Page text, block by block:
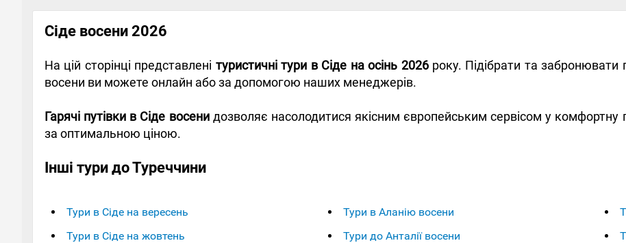
Сіде восени 2026
На цій сторінці представлені туристичні тури в Сіде на осінь 2026року. Підібрати та забронювати
восени ви можете онлайн або за допомогою наших менеджерів.
Гарячі путівки в Сіде восенидозволяє насолодитися якісним європейським сервісом у
за оптимальною ціною.
Інші тури до Туреччини
Тури в Сіде на вересень
Тури в Сіде на жовтень
Тури в Аланію восени
Тури до Анталії восени